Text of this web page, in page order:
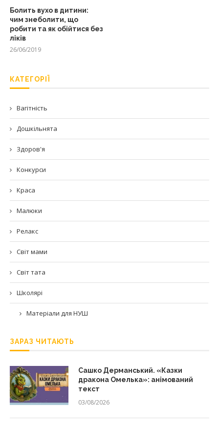
Болить вухо в дитини:
чим знеболити, що
робити та як обійтися без
ліків
26/06/2019
КАТЕГОРІЇ
Вагітність
Дошкільнята
Здоров'я
Конкурси
Краса
Малюки
Релакс
Світ мами
Світ тата
Школярі
Матеріали для НУШ
ЗАРАЗ ЧИТАЮТЬ
Сашко Дерманський. «Казки
дракона Омелька»: анімований
текст
03/08/2026